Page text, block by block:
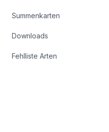
Summenkarten
Downloads
Fehlliste Arten